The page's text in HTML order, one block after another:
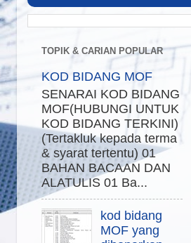
TOPIK & CARIAN POPULAR
KOD BIDANG MOF
SENARAI KOD BIDANG
MOF(HUBUNGI UNTUK
KOD BIDANG TERKINI)
(Tertakluk kepada terma
& syarat tertentu) 01
BAHAN BACAAN DAN
ALATULIS 01 Ba...
kod bidang
MOF yang